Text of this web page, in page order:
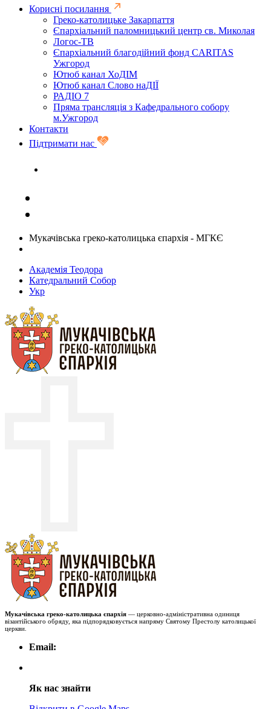
Корисні посилання
Греко-католицьке Закарпаття
Єпархіальний паломницький центр св. Миколая
Логос-ТВ
Єпархіальний благодійний фонд CARITAS
Ужгород
Ютюб канал ХоДІМ
Ютюб канал Слово наДІЇ
РАДІО 7
Пряма трансляція з Кафедрального собору
м.Ужгород
Контакти
Підтримати нас
Мукачівська греко-католицька єпархія - МГКЄ
Академія Теодора
Катедральний Собор
Укр
Мукачівська греко-католицька єпархія — церковно-адміністративна одиниця
візантійського обряду, яка підпорядковується напряму Святому Престолу католицької
церкви.
Email:
Як нас знайти